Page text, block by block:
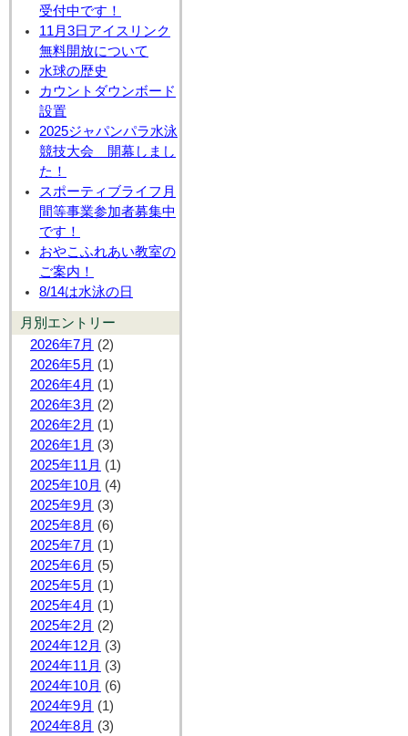
受付中です！
11月3日アイスリンク
無料開放について
水球の歴史
カウントダウンボード
設置
2025ジャパンパラ水泳
競技大会 開幕しまし
た！
スポーティブライフ月
間等事業参加者募集中
です！
おやこふれあい教室の
ご案内！
8/14は水泳の日
月別エントリー
2026年7月 (2)
2026年5月 (1)
2026年4月 (1)
2026年3月 (2)
2026年2月 (1)
2026年1月 (3)
2025年11月 (1)
2025年10月 (4)
2025年9月 (3)
2025年8月 (6)
2025年7月 (1)
2025年6月 (5)
2025年5月 (1)
2025年4月 (1)
2025年2月 (2)
2024年12月 (3)
2024年11月 (3)
2024年10月 (6)
2024年9月 (1)
2024年8月 (3)